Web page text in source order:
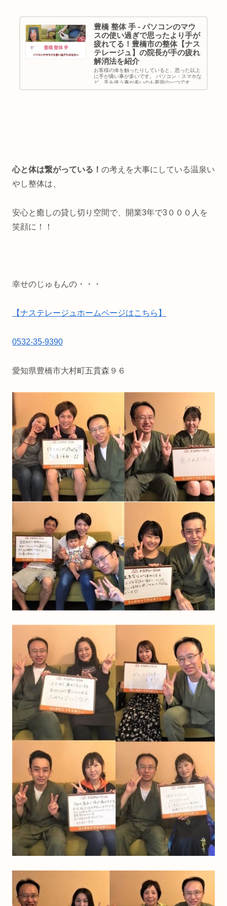
豊橋 整体 手 - パソコンのマウ
スの使い過ぎで思ったより手が
疲れてる！豊橋市の整体【ナス
テレージュ】の院長が手の疲れ
解消法を紹介
お客様の体を触ったりしていると、思った以上
に手が痛い事が多いです。 パソコン・スマホな
ど、手を使う事が多いのも要因の一つです。 そ
こで、手の疲れ解消法をブログでまとめまし
心と体は繋がっている！ の考えを大事にしている温泉い
やし整体は、
安心と癒しの貸し切り空間で、開業3年で3０００人を
笑顔に！！
幸せのじゅもんの・・・
【ナステレージュホームページはこちら】
0532-35-9390
愛知県豊橋市大村町五貫森９６